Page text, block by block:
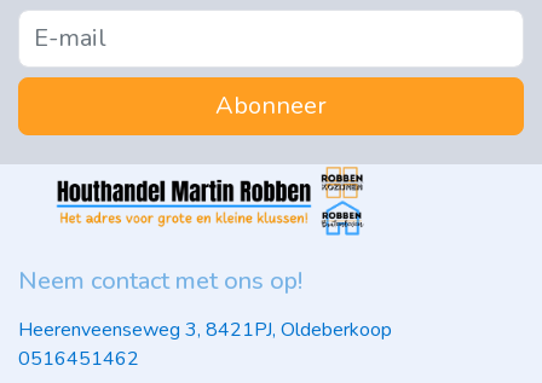
Abonneer
Neem contact met ons op!
Heerenveenseweg 3, 8421PJ, Oldeberkoop
0516451462